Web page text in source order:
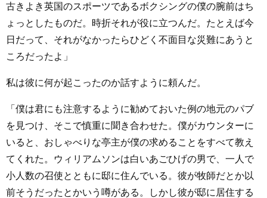
古きよき英国のスポーツであるボクシングの僕の腕前はち
ょっとしたものだ。時折それが役に立つんだ。たとえば今
日だって、それがなかったらひどく不面目な災難にあうと
ころだったよ」
私は彼に何が起こったのか話すように頼んだ。
「僕は君にも注意するように勧めておいた例の地元のパブ
を見つけ、そこで慎重に聞き合わせた。僕がカウンターに
いると、おしゃべりな亭主が僕の求めることをすべて教え
てくれた。ウィリアムソンは白いあごひげの男で、一人で
小人数の召使とともに邸に住んでいる。彼が牧師だとか以
前そうだったとかいう噂がある。しかし彼が邸に居住する